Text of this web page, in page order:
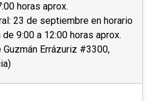
horas aprox.
23 de septiembre en horario
9:00 a 12:00 horas aprox.
Guzmán Errázuriz #3300,